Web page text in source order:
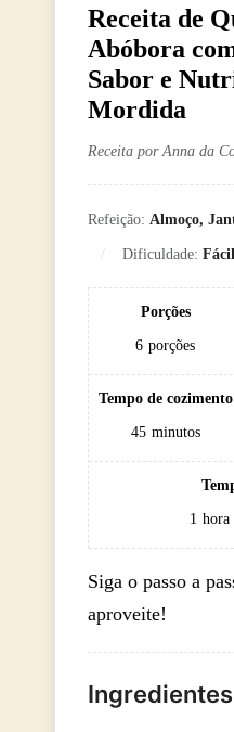
Receita de
Abóbora
Sabor e
Mordida
Receita por Anna da
Refeição: Almoço,
Dificuldade: Fácil
Porções
6 porções
Tempo de cozimento
45 minutos
1 hora
Siga o passo a
aproveite!
Ingredientes